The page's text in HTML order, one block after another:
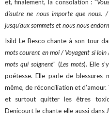
et, finalement, la consolation : "
d'autre ne nous importe que nous.
jusqu'aux sommets et nous nous
Isild Le Besco chante à son tour
mots courent en moi / Voyagent si loin
mots qui soignent" (Les mots). Elle
poétesse. Elle parle de blessures
même, de réconciliation et
et surtout quitter les êtres
Denicourt le chante elle aussi dans